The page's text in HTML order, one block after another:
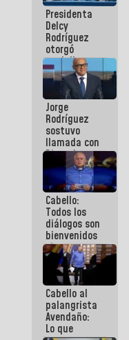
ahorro
energético
Presidenta
Delcy
Rodríguez
otorgó
medalla
"Héroe de
Venezuela"
a servidores
públicos
Jorge
Rodríguez
sostuvo
llamada con
Dinorah
Figuera y
acuerdan
primer
encuentro
presencial
para el
diálogo
Cabello:
Todos los
diálogos son
bienvenidos
siempre que
estén en el
marco de la
Constitución
de la
República
Cabello al
palangrista
Avendaño:
Lo que